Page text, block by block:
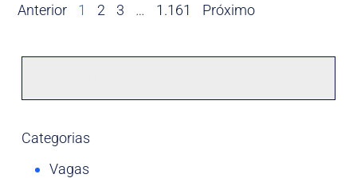
Anterior 1 2 3 … 1.161 Próximo
Categorias
Vagas